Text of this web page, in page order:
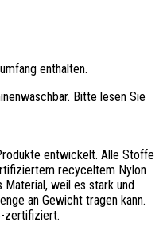
enthalten.
Bitte lesen Sie
entwickelt. Alle Stoffe
recyceltem Nylon
weil es stark und
an Gewicht tragen kann.
zertifiziert.